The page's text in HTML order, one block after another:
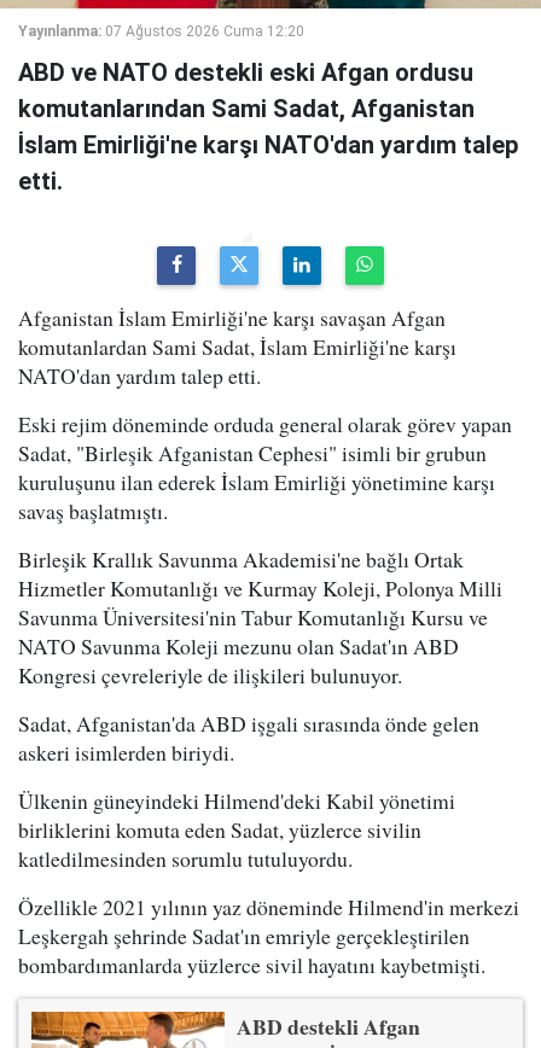
Yayınlanma: 07 Ağustos 2026 Cuma 12:20
ABD ve NATO destekli eski Afgan ordusu
komutanlarından Sami Sadat, Afganistan
İslam Emirliği'ne karşı NATO'dan yardım talep
etti.
Afganistan İslam Emirliği'ne karşı savaşan Afgan
komutanlardan Sami Sadat, İslam Emirliği'ne karşı
NATO'dan yardım talep etti.
Eski rejim döneminde orduda general olarak görev yapan
Sadat, "Birleşik Afganistan Cephesi" isimli bir grubun
kuruluşunu ilan ederek İslam Emirliği yönetimine karşı
savaş başlatmıştı.
Birleşik Krallık Savunma Akademisi'ne bağlı Ortak
Hizmetler Komutanlığı ve Kurmay Koleji, Polonya Milli
Savunma Üniversitesi'nin Tabur Komutanlığı Kursu ve
NATO Savunma Koleji mezunu olan Sadat'ın ABD
Kongresi çevreleriyle de ilişkileri bulunuyor.
Sadat, Afganistan'da ABD işgali sırasında önde gelen
askeri isimlerden biriydi.
Ülkenin güneyindeki Hilmend'deki Kabil yönetimi
birliklerini komuta eden Sadat, yüzlerce sivilin
katledilmesinden sorumlu tutuluyordu.
Özellikle 2021 yılının yaz döneminde Hilmend'in merkezi
Leşkergah şehrinde Sadat'ın emriyle gerçekleştirilen
bombardımanlarda yüzlerce sivil hayatını kaybetmişti.
ABD destekli Afgan